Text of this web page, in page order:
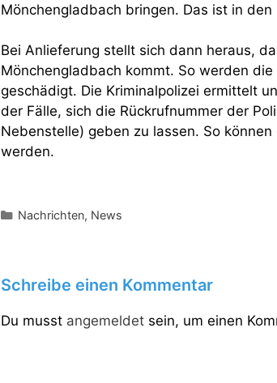
Mönchengladbach bringen. Das ist in
Bei Anlieferung stellt sich dann heraus,
Mönchengladbach kommt. So werden
geschädigt. Die Kriminalpolizei ermittelt
der Fälle, sich die Rückrufnummer der
Nebenstelle) geben zu lassen. So
werden.
Kategorien
Nachrichten, News
Schreibe einen Kommentar
Du musst angemeldetsein, um einen